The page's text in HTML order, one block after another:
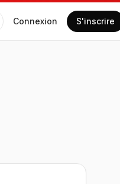
Connexion S'inscrire